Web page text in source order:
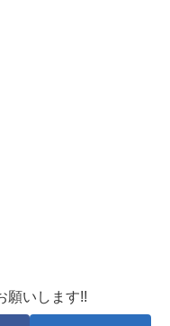
願いします!!